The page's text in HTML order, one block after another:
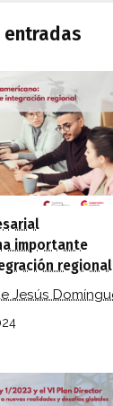
entradas
importante
regional
Jesús